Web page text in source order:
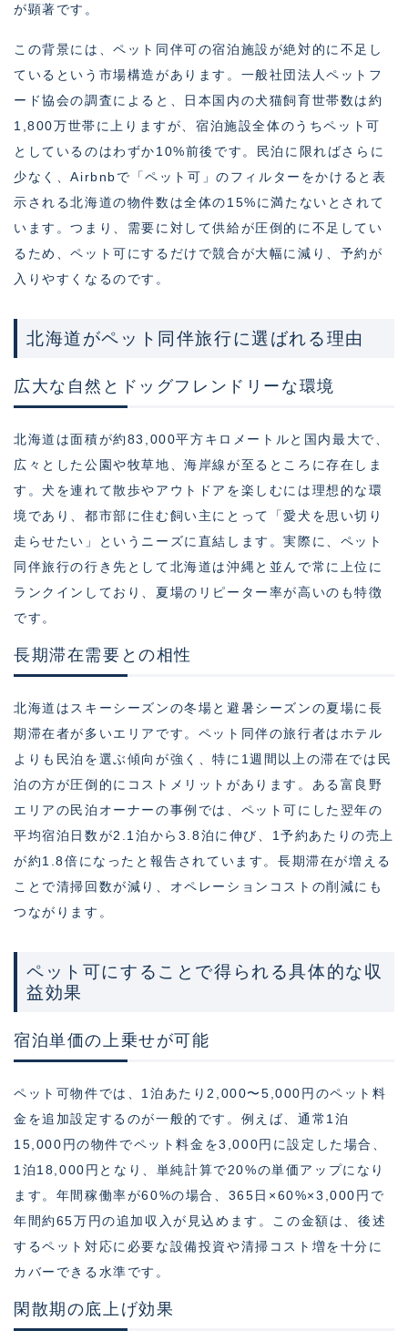
が顕著です。
この背景には、ペット同伴可の宿泊施設が絶対的に不足し
ているという市場構造があります。一般社団法人ペットフ
ード協会の調査によると、日本国内の犬猫飼育世帯数は約
1,800万世帯に上りますが、宿泊施設全体のうちペット可
としているのはわずか10%前後です。民泊に限ればさらに
少なく、Airbnbで「ペット可」のフィルターをかけると表
示される北海道の物件数は全体の15%に満たないとされて
います。つまり、需要に対して供給が圧倒的に不足してい
るため、ペット可にするだけで競合が大幅に減り、予約が
入りやすくなるのです。
北海道がペット同伴旅行に選ばれる理由
広大な自然とドッグフレンドリーな環境
北海道は面積が約83,000平方キロメートルと国内最大で、
広々とした公園や牧草地、海岸線が至るところに存在しま
す。犬を連れて散歩やアウトドアを楽しむには理想的な環
境であり、都市部に住む飼い主にとって「愛犬を思い切り
走らせたい」というニーズに直結します。実際に、ペット
同伴旅行の行き先として北海道は沖縄と並んで常に上位に
ランクインしており、夏場のリピーター率が高いのも特徴
です。
長期滞在需要との相性
北海道はスキーシーズンの冬場と避暑シーズンの夏場に長
期滞在者が多いエリアです。ペット同伴の旅行者はホテル
よりも民泊を選ぶ傾向が強く、特に1週間以上の滞在では民
泊の方が圧倒的にコストメリットがあります。ある富良野
エリアの民泊オーナーの事例では、ペット可にした翌年の
平均宿泊日数が2.1泊から3.8泊に伸び、1予約あたりの売上
が約1.8倍になったと報告されています。長期滞在が増える
ことで清掃回数が減り、オペレーションコストの削減にも
つながります。
ペット可にすることで得られる具体的な収
益効果
宿泊単価の上乗せが可能
ペット可物件では、1泊あたり2,000〜5,000円のペット料
金を追加設定するのが一般的です。例えば、通常1泊
15,000円の物件でペット料金を3,000円に設定した場合、
1泊18,000円となり、単純計算で20%の単価アップになり
ます。年間稼働率が60%の場合、365日×60%×3,000円で
年間約65万円の追加収入が見込めます。この金額は、後述
するペット対応に必要な設備投資や清掃コスト増を十分に
カバーできる水準です。
閑散期の底上げ効果